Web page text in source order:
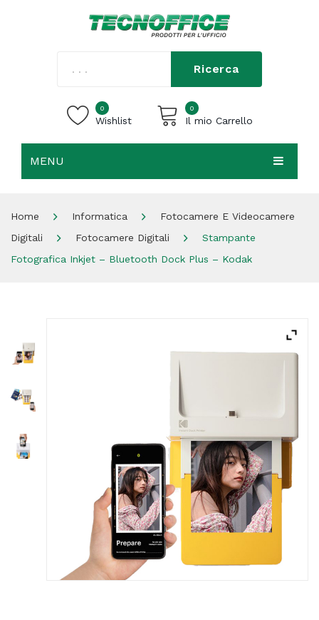
Ricerca
0
Wishlist
0
Il mio Carrello
MENU
SHOP
ACQUISTATI
WISHLIST
ORDINI
Home Informatica
Fotocamere E Videocamere
Digitali
Fotocamere Digitali
Stampante
Fotografica Inkjet – Bluetooth Dock Plus – Kodak